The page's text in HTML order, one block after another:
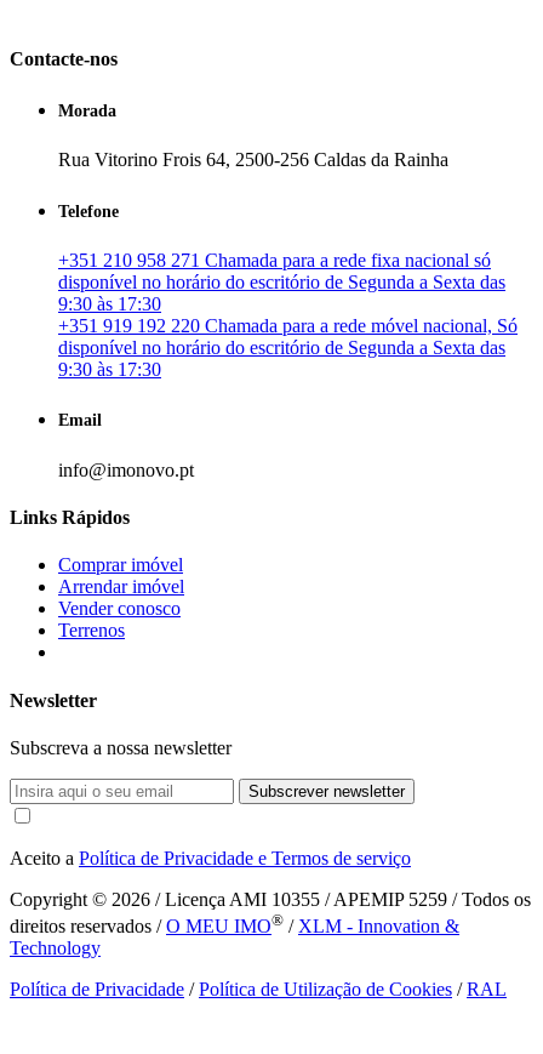
Contacte-nos
Morada
Rua Vitorino Frois 64, 2500-256 Caldas da Rainha
Telefone
+351 210 958 271 Chamada para a rede fixa nacional só
disponível no horário do escritório de Segunda a Sexta das
9:30 às 17:30
+351 919 192 220 Chamada para a rede móvel nacional, Só
disponível no horário do escritório de Segunda a Sexta das
9:30 às 17:30
Email
info@imonovo.pt
Links Rápidos
Comprar imóvel
Arrendar imóvel
Vender conosco
Terrenos
Newsletter
Subscreva a nossa newsletter
Subscrever newsletter
Aceito a Política de Privacidade e Termos de serviço
Copyright © 2026 / Licença AMI 10355 / APEMIP 5259 / Todos os
direitos reservados /O MEU IMO® / XLM - Innovation &
Technology
Política de Privacidade /Política de Utilização de Cookies /RAL